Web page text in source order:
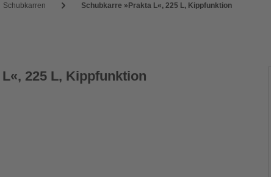
Schubkarren Schubkarre »Prakta L«, 225 L, Kippfunktion
225 L, Kippfunktion